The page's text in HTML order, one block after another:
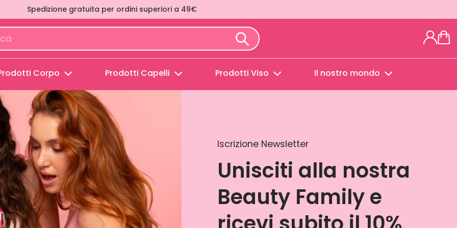
pausa
Spedizione gratuita per ordini superiori a 49€
Corpo Prodotti Capelli Prodotti Viso Il nostro mondo
Iscrizione Newsletter
Unisciti alla nostra
Beauty Family e